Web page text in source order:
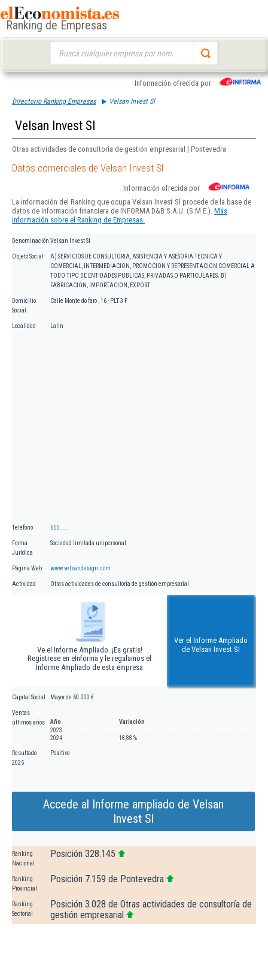
Ranking de Empresas
Información ofrecida por
Directorio Ranking Empresas Velsan Invest Sl
Velsan Invest Sl
Otras actividades de consultoría de gestión empresarial | Pontevedra
Datos comerciales de Velsan Invest Sl
Información ofrecida por
La información del Ranking que ocupa Velsan Invest Sl procede de la base de
datos de información financiera de INFORMA D&B S.A.U. (S.M.E.). Más
información sobre el Ranking de Empresas.
Denominación Velsan Invest Sl
Objeto Social
A) SERVICIOS DE CONSULTORIA, ASISTENCIA Y ASESORIA TECNICA Y
COMERCIAL, INTERMEDIACION, PROMOCION Y REPRESENTACION COMERCIAL A
TODO TIPO DE ENTIDADES PUBLICAS, PRIVADAS O PARTICULARES. B)
FABRICACION, IMPORTACION, EXPORT
Domicilio
Social
Calle Monte do faro , 16 - PLT 3 F
Localidad Lalin
Teléfono 655.....
Forma
Jurídica
Sociedad limitada unipersonal
Página Web www.velsandesign.com
Actividad Otras actividades de consultoría de gestión empresarial
Ve el Informe Ampliado. ¡Es gratis!
Regístrese en eInforma y le regalamos el
Informe Ampliado de esta empresa
Ver el Informe Ampliado
de Velsan Invest Sl
Capital Social Mayor de 60.000 €
Ventas
últimos años
Año
Variación
2023
2024
18,88 %
Resultado
2025
Positivo
Accede al Informe ampliado de Velsan
Invest Sl
Ranking
Nacional
Posición 328.145
Ranking
Provincial
Posición 7.159 de Pontevedra
Ranking
Sectorial
Posición 3.028 de Otras actividades de consultoría de
gestión empresarial